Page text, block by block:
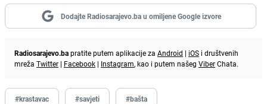
Dodajte Radiosarajevo.ba u omiljene Google izvore
Radiosarajevo.bapratite putem aplikacije za Android | iOS i društvenih
mreža Twitter | Facebook | Instagram, kao i putem našeg ViberChata.
#krastavac #savjeti #bašta